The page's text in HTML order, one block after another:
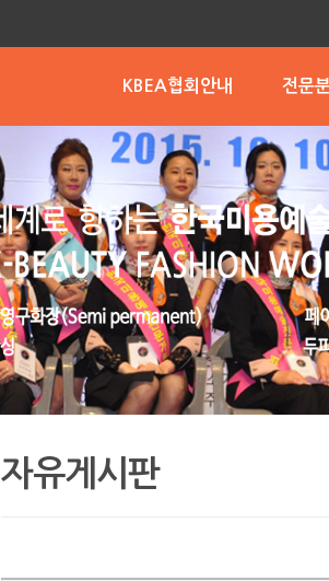
KBEA협회안내
협회장인사말
협회안내
조직도
임원.위원소개
회원가입안내
인증기관가입안내
찾아오시는길
전문
세미퍼머
뷰티매직
왁
두피.모
반영구네
자유게시판